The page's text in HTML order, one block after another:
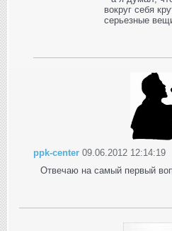
вокруг себя
серьезные
ppk-center 09.06.2012 12:14:19
Отвечаю на самый первый